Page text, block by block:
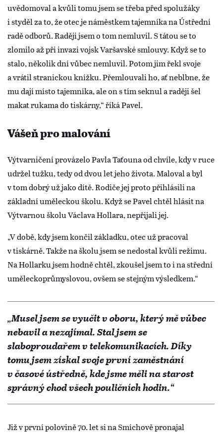
uvědomoval a kvůli tomu jsem se třeba před spolužáky
i styděl za to, že otec je náměstkem tajemníka na Ústřední
radě odborů. Raději jsem o tom nemluvil. S tátou se to
zlomilo až při invazi vojsk Varšavské smlouvy. Když se to
stalo, několik dní vůbec nemluvil. Potom jim řekl svoje
a vrátil stranickou knížku. Přemlouvali ho, ať neblbne, že
mu dají místo tajemníka, ale on s tím seknul a raději šel
makat rukama do tiskárny,“ říká Pavel.
Vášeň pro malování
Výtvarničení provázelo Pavla Taťouna od chvíle, kdy v ruce
udržel tužku, tedy od dvou let jeho života. Maloval a byl
v tom dobrý už jako dítě. Rodiče jej proto přihlásili na
základní uměleckou školu. Když se Pavel chtěl hlásit na
Výtvarnou školu Václava Hollara, nepřijali jej.
„V době, kdy jsem končil základku, otec už pracoval
v tiskárně. Takže na školu jsem se nedostal kvůli režimu.
Na Hollarku jsem hodně chtěl, zkoušel jsem to i na střední
uměleckoprůmyslovou, ovšem se stejným výsledkem.“
„Musel jsem se vyučit v oboru, který mě vůbec
nebavil a nezajímal. Stal jsem se
slaboproudařem v telekomunikacích. Díky
tomu jsem získal svoje první zaměstnání
v časové ústředně, kde jsme měli na starost
správný chod všech pouličních hodin.“
Již v první polovině 70. let si na Smíchově pronajal